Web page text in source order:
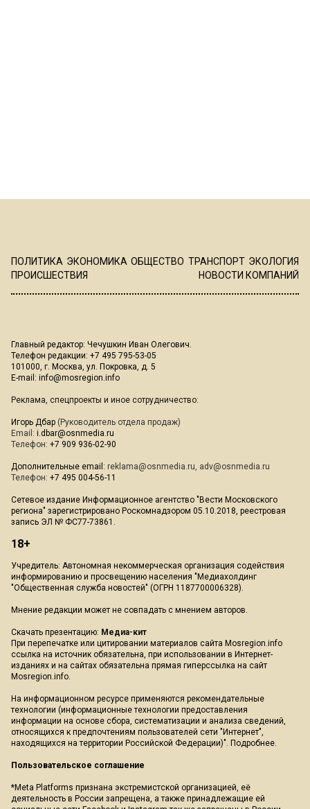
ПОЛИТИКА ЭКОНОМИКА ОБЩЕСТВО ТРАНСПОРТ ЭКОЛОГИЯ
ПРОИСШЕСТВИЯ
НОВОСТИ КОМПАНИЙ
Главный редактор: Чечушкин Иван Олегович.
Телефон редакции: +7 495 795-53-05
101000, г. Москва, ул. Покровка, д. 5
E-mail: info@mosregion.info
Реклама, спецпроекты и иное сотрудничество:
Игорь Дбар (Руководитель отдела продаж)
Email: i.dbar@osnmedia.ru
Телефон: +7 909 936-02-90
Дополнительные email: reklama@osnmedia.ru, adv@osnmedia.ru
Телефон: +7 495 004-56-11
Сетевое издание Информационное агентство "Вести Московского
региона" зарегистрировано Роскомнадзором 05.10.2018, реестровая
запись ЭЛ № ФС77-73861.
18+
Учредитель: Автономная некоммерческая организация содействия
информированию и просвещению населения "Медиахолдинг
"Общественная служба новостей" (ОГРН 1187700006328).
Мнение редакции может не совпадать с мнением авторов.
Скачать презентацию: Медиа-кит
При перепечатке или цитировании материалов сайта Mosregion.info
ссылка на источник обязательна, при использовании в Интернет-
изданиях и на сайтах обязательна прямая гиперссылка на сайт
Mosregion.info.
На информационном ресурсе применяются рекомендательные
технологии (информационные технологии предоставления
информации на основе сбора, систематизации и анализа сведений,
относящихся к предпочтениям пользователей сети "Интернет",
находящихся на территории Российской Федерации)". Подробнее.
Пользовательское соглашение
*Meta Platforms признана экстремистской организацией, её
деятельность в России запрещена, а также принадлежащие ей